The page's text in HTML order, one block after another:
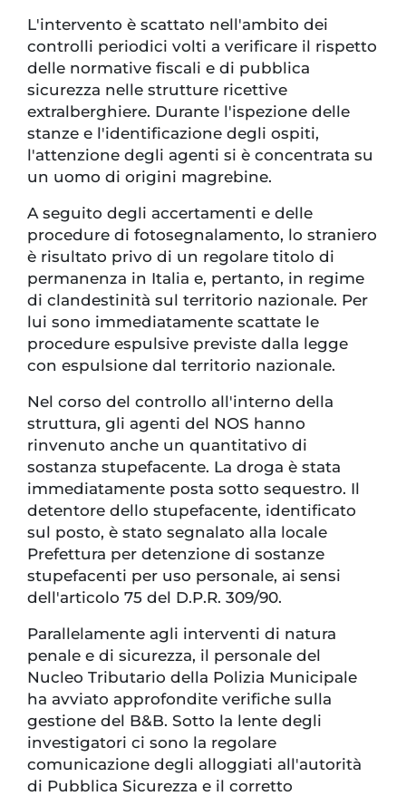
L'intervento è scattato nell'ambito dei
controlli periodici volti a verificare il rispetto
delle normative fiscali e di pubblica
sicurezza nelle strutture ricettive
extralberghiere. Durante l'ispezione delle
stanze e l'identificazione degli ospiti,
l'attenzione degli agenti si è concentrata su
un uomo di origini magrebine.
A seguito degli accertamenti e delle
procedure di fotosegnalamento, lo straniero
è risultato privo di un regolare titolo di
permanenza in Italia e, pertanto, in regime
di clandestinità sul territorio nazionale. Per
lui sono immediatamente scattate le
procedure espulsive previste dalla legge
con espulsione dal territorio nazionale.
Nel corso del controllo all'interno della
struttura, gli agenti del NOS hanno
rinvenuto anche un quantitativo di
sostanza stupefacente. La droga è stata
immediatamente posta sotto sequestro. Il
detentore dello stupefacente, identificato
sul posto, è stato segnalato alla locale
Prefettura per detenzione di sostanze
stupefacenti per uso personale, ai sensi
dell'articolo 75 del D.P.R. 309/90.
Parallelamente agli interventi di natura
penale e di sicurezza, il personale del
Nucleo Tributario della Polizia Municipale
ha avviato approfondite verifiche sulla
gestione del B&B. Sotto la lente degli
investigatori ci sono la regolare
comunicazione degli alloggiati all'autorità
di Pubblica Sicurezza e il corretto